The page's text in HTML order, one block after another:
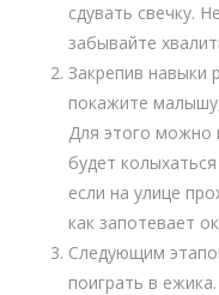
сдувать свечку.
забывайте
Закрепив навыки
покажите
Для этого можно
будет
если на улице
как запотевает
Следующим
поиграть в